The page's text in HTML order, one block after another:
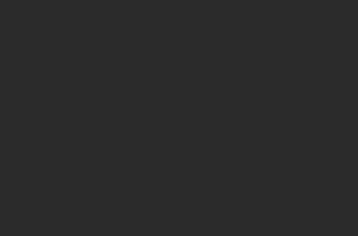
Domains inklusive
über ein andere verfügbare